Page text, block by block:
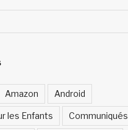
Amazon Android
les Enfants Communiqués